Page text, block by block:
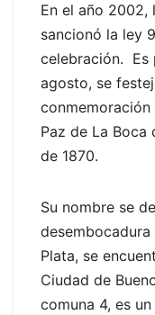
En el año 2002,
sancionó la ley
celebración. Es
agosto, se
Paz de La Boca
de 1870.
Su nombre se
desembocadura
Plata, se
Ciudad de
comuna 4, es